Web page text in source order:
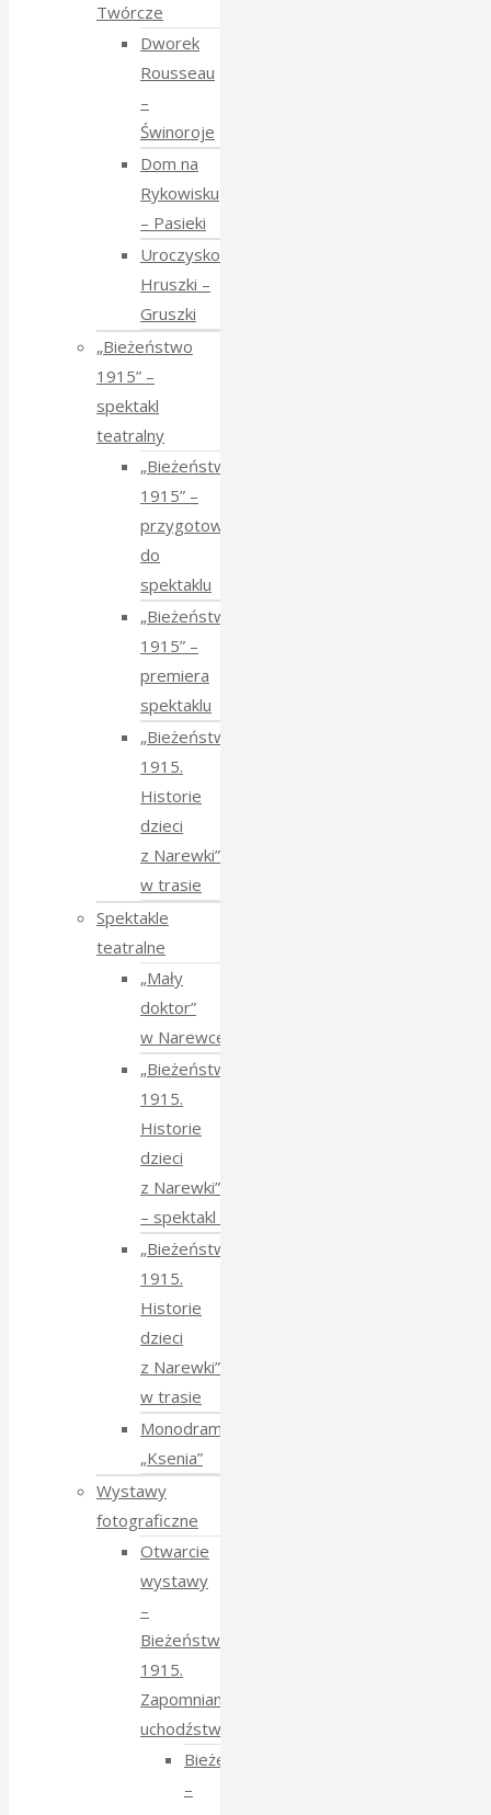
Twórcze
Dworek
Rousseau
–
Świnoroje
Dom na
Rykowisku
– Pasieki
Uroczysko
Hruszki –
Gruszki
„Bieżeństwo
1915” –
spektakl
teatralny
„Bieżeństwo
1915” –
przygotowania
do
spektaklu
„Bieżeństwo
1915” –
premiera
spektaklu
„Bieżeństwo
1915.
Historie
dzieci
z Narewki”
w trasie
Spektakle
teatralne
„Mały
doktor”
w Narewce
„Bieżeństwo
1915.
Historie
dzieci
z Narewki”
⁠–⁠ spektakl teatralny
„Bieżeństwo
1915.
Historie
dzieci
z Narewki”
w trasie
Monodram
„Ksenia”
Wystawy
fotograficzne
Otwarcie
wystawy
–
Bieżeństwo
1915.
Zapomniane
uchodźstwo
Bieżeństwo
–